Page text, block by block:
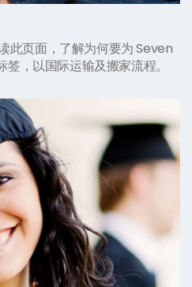
此页面，了解为何要为 Seven
，以国际运输及搬家流程。